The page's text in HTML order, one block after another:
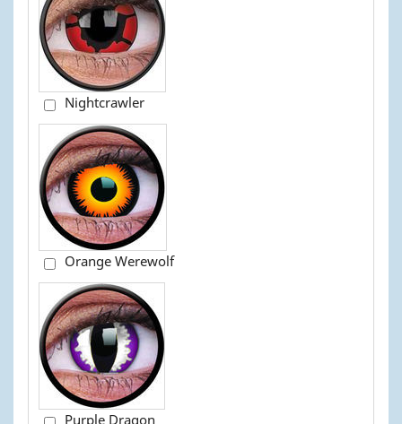
Nightcrawler
Orange Werewolf
Purple Dragon